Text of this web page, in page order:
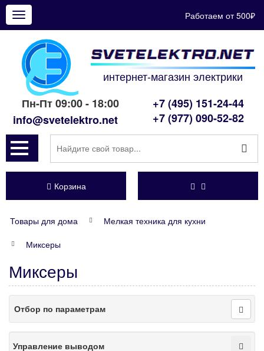
Показать
меню
Работаем от 500₽
интернет-магазин электрики
Пн-Пт 09:00 - 18:00
info@svetelektro.net
+7 (495) 151-24-44
+7 (977) 090-52-82
Корзина
Товары для дома
Мелкая техника для кухни
Миксеры
Миксеры
Отбор по параметрам
Управление выводом